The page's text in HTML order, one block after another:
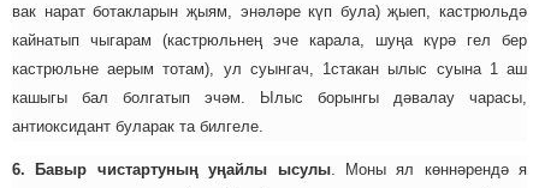
вак нарат ботакларын җыям, энәләре күп була) җыеп, кастрюльдә
кайнатып чыгарам (кастрюльнең эче карала, шуңа күрә гел бер
кастрюльне аерым тотам), ул суынгач, 1стакан ылыс суына 1 аш
кашыгы бал болгатып эчәм. Ылыс борынгы дәвалау чарасы,
антиоксидант буларак та билгеле.
6. Бавыр чистартуның уңайлы ысулы. Моны ял көннәрендә я